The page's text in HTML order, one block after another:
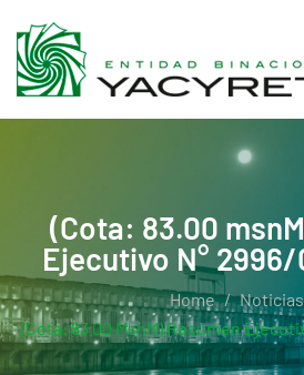
(Cota: 83.00
Ejecutivo N°
Home
Noticias
(Cota: 83.00 MsnM) Resumen